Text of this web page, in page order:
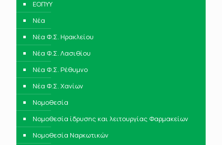
ΕΟΠΥΥ
Νέα
Νέα Φ.Σ. Ηρακλείου
Νέα Φ.Σ. Λασιθίου
Νέα Φ.Σ. Ρέθυμνο
Νέα Φ.Σ. Χανίων
Νομοθεσία
Νομοθεσία ίδρυσης και λειτουργίας Φαρμακείων
Νομοθεσία Ναρκωτικών